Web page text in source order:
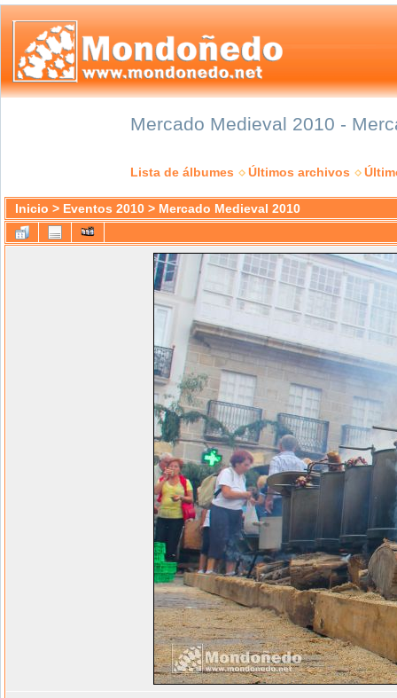
Mercado Medieval 2010 -
Lista de álbumes Últimos archivos
Inicio > Eventos 2010 > Mercado Medieval 2010